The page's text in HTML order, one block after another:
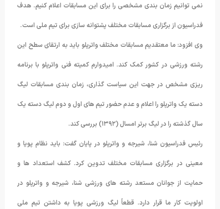
نمی توانیم زمان بندی مشخصی را برای این مسابقات اعلام کنیم. هدف
فدراسیون از برگزاری مسابقات مختلف پشتوانه سازی برای تیم ملی است.
وی افزود: ما معتقدیم مسابقات مختلف واترپلو باید به ارتقای سطح این
رشته ورزشی در کشور کمک کند. امیدوارم کمیته فنی واترپلو با برنامه
ریزی مشخص در جهت این سیاست گذاری، زمان بندی مسابقات لیگ
دسته یک واترپلو را اعلام و عدم حضور تیم های اول و دوم لیگ دسته یک
سال گذشته را در لیگ برتر امسال (۱۳۹۲) بررسی کند.
رئیس فدراسیون شنا، شیرجه و واترپلو در پایان گفت: باید نظام پویا و
معینی در برگزاری مسابقات مختلف تدوین کرد. کشف استعداد ها و
حمایت از جوانان مستعد رشته های ورزشی شنا، شیرجه و واترپلو در
اولویت کار ما قرار دارد. قطعاً لیگ ورزشی پویا به داشتن تیم ملی